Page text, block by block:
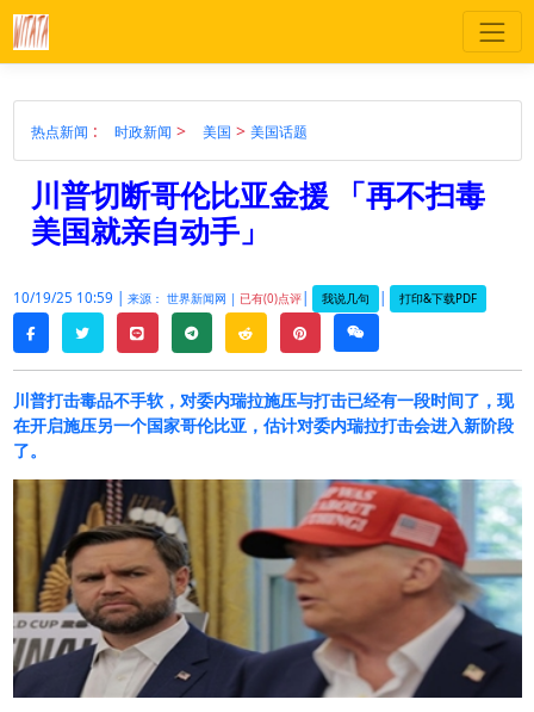
热点新闻 : 时政新闻 > 美国 > 美国话题
川普切断哥伦比亚金援 「再不扫毒
美国就亲自动手」
10/19/25 10:59 | 来源： 世界新闻网 | 已有(0)点评| 我说几句 | 打印&下载PDF
facebooktwitterline telegramreddit pinterestweixin
川普打击毒品不手软，对委内瑞拉施压与打击已经有一段时间了，现
在开启施压另一个国家哥伦比亚，估计对委内瑞拉打击会进入新阶段
了。